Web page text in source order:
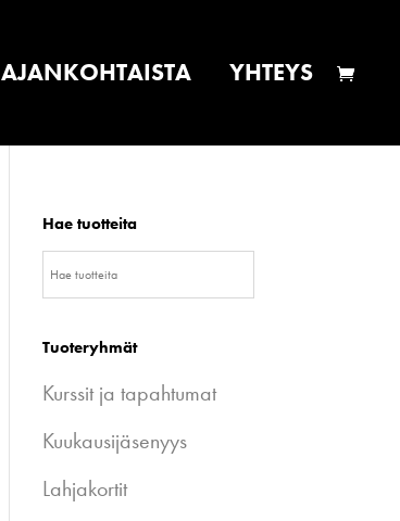
AJANKOHTAISTA YHTEYS
Hae tuotteita
Tuoteryhmät
Kurssit ja tapahtumat
Kuukausijäsenyys
Lahjakortit